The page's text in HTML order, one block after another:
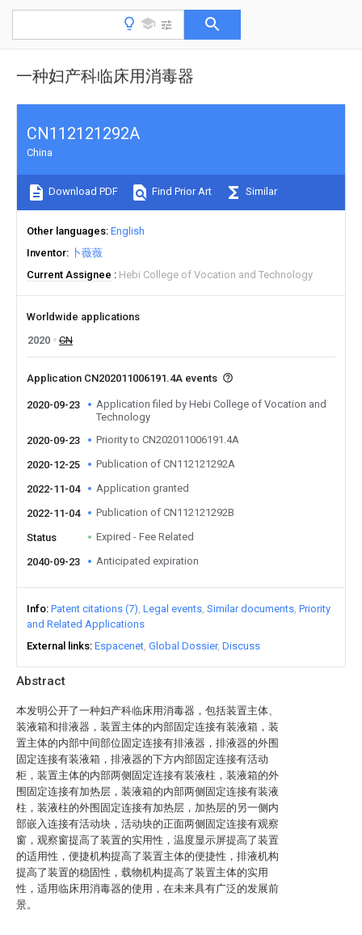
一种妇产科临床用消毒器
Abstract
本发明公开了一种妇产科临床用消毒器，包括装置主体、
装液箱和排液器，装置主体的内部固定连接有装液箱，装
置主体的内部中间部位固定连接有排液器，排液器的外围
固定连接有装液箱，排液器的下方内部固定连接有活动
柜，装置主体的内部两侧固定连接有装液柱，装液箱的外
围固定连接有加热层，装液箱的内部两侧固定连接有装液
柱，装液柱的外围固定连接有加热层，加热层的另一侧内
部嵌入连接有活动块，活动块的正面两侧固定连接有观察
窗，观察窗提高了装置的实用性，温度显示屏提高了装置
的适用性，便捷机构提高了装置主体的便捷性，排液机构
提高了装置的稳固性，载物机构提高了装置主体的实用
性，适用临床用消毒器的使用，在未来具有广泛的发展前
景。
CN112121292A
China
Download PDF Find Prior Art Similar
Other languages English
Inventor
卜薇薇
Current Assignee
Hebi College of Vocation and Technology
Worldwide applications
2020
CN
Application CN202011006191.4A events
2020-09-23
Application filed by Hebi College of Vocation and
Technology
2020-09-23
Priority to CN202011006191.4A
2020-12-25 Publication of CN112121292A
2022-11-04 Application granted
2022-11-04 Publication of CN112121292B
Status Expired - Fee Related
2040-09-23 Anticipated expiration
Info Patent citations (7) Legal events Similar documents Priority
and Related Applications
External links Espacenet Global Dossier Discuss